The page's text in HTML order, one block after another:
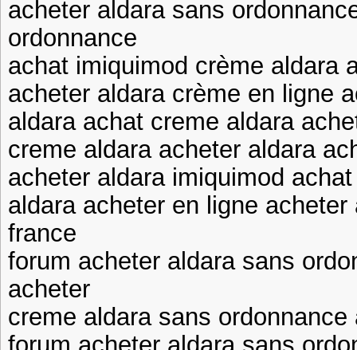
acheter aldara sans
ordonnance
achat imiquimod crème aldara
acheter aldara crème en ligne
aldara achat creme aldara
creme aldara acheter aldara
acheter aldara imiquimod
aldara acheter en ligne
france
forum acheter aldara sans
acheter
creme aldara sans
forum acheter aldara sans